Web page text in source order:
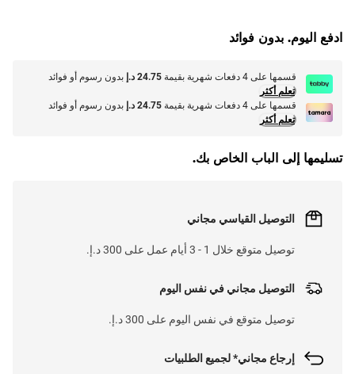
ادفع اليوم. بدون فوائد
قسمها على 4 دفعات شهرية بقيمة 24.75 د.إ
بدون رسوم أو فوائد
تعلم أكثر
قسمها على 4 دفعات شهرية بقيمة
24.75 د.إ
بدون رسوم أو فوائد
تعلم أكثر
تسليمها إلى الباب الخاص بك.
التوصيل القياسي مجاني
توصيل متوقع خلال 1 - 3 أيام عمل على 300 د.إ.
التوصيل مجاني في نفس اليوم
توصيل متوقع في نفس اليوم على 300 د.إ.
إرجاع مجاني* لجميع الطلبيات